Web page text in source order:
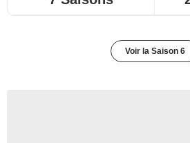
Voir la Saison 6